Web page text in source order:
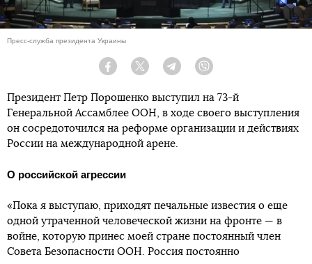
Пресс-служба президента Украины
Facebook Twitter Telegram
Президент Петр Порошенко выступил на 73-й
Генеральной Ассамблее ООН, в ходе своего выступления
он сосредоточился на реформе организации и действиях
России на международной арене.
О российской агрессии
«Пока я выступаю, приходят печальные известия о еще
одной утраченной человеческой жизни на фронте — в
войне, которую принес моей стране постоянный член
Совета Безопасности ООН. Россия постоянно